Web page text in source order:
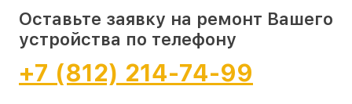
Оставьте заявку на ремонт Вашего
устройства по телефону
+7 (812) 214-74-99